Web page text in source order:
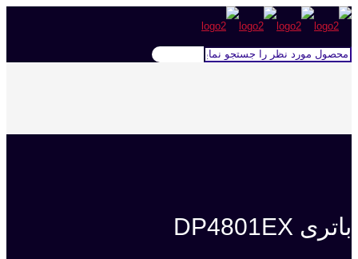
باتری DP4801EX